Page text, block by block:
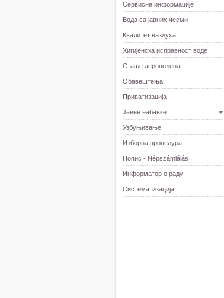
Сервисне информације
Вода са јавних чесми
Квалитет ваздуха
Хигијенска исправност воде
Стање аерополена
Обавештења
Приватизација
Јавне набавке
Узбуњивање
Изборна процедура
Попис - Népszámlálás
Информатор о раду
Систематизација